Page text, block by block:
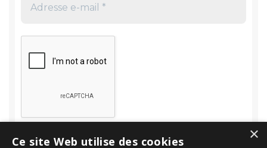
×
Ce site Web utilise des cookies